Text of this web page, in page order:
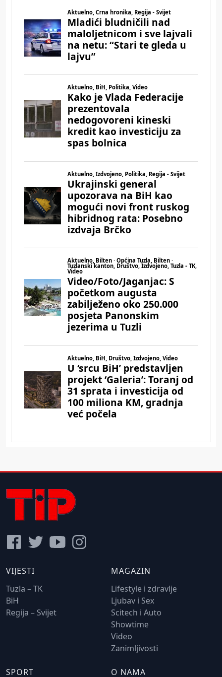
VIJESTI
Tuzla – TK
BiH
Regija – Svijet
MAGAZIN
Lifestyle i zdravlje
Ljubav i Sex
Scitech i Auto
Showtime
Video
Zanimljivosti
SPORT O NAMA